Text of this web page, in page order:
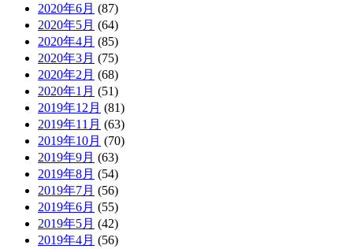
2020年6月 (87)
2020年5月 (64)
2020年4月 (85)
2020年3月 (75)
2020年2月 (68)
2020年1月 (51)
2019年12月 (81)
2019年11月 (63)
2019年10月 (70)
2019年9月 (63)
2019年8月 (54)
2019年7月 (56)
2019年6月 (55)
2019年5月 (42)
2019年4月 (56)